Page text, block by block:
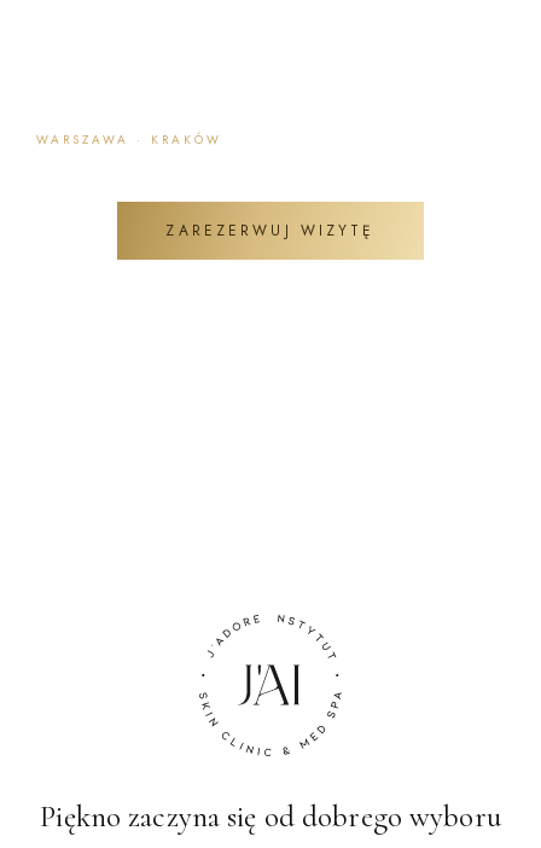
WARSZAWA · KRAKÓW
ZAREZERWUJ WIZYTĘ
Piękno zaczyna się od dobrego wyboru